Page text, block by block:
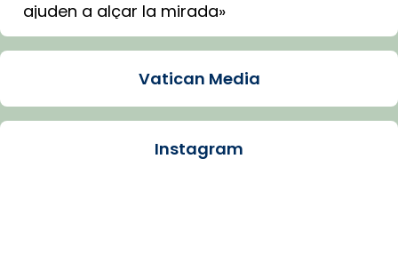
ajuden a alçar la mirada»
Mons. Sergi Gordo, bisbe de Tortosa, ha
Santes de Mataró.
🔗tinyurl.com/cvu5jmbk
Vatican Media
Instagram